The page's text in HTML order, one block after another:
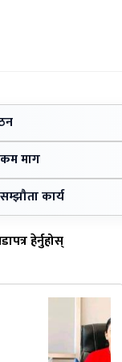
माग
कार्य
हेर्नुहोस्